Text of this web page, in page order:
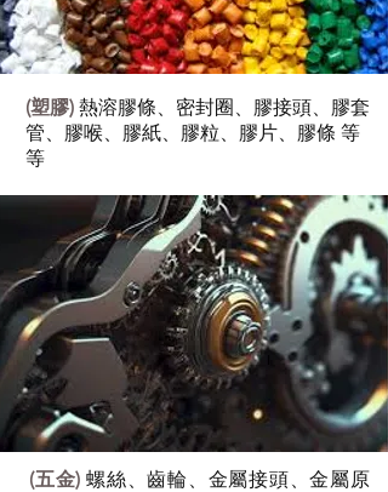
(塑膠) 熱溶膠條、密封圈、膠接頭、膠套
管、膠喉、膠紙、膠粒、膠片、膠條 等
等
(五金) 螺絲、齒輪、金屬接頭、金屬原